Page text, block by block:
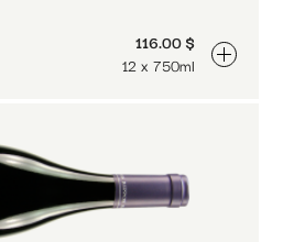
116.00 $
12 x 750ml